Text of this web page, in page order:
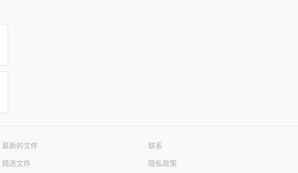
最新的文件
精选文件
联系
隐私政策